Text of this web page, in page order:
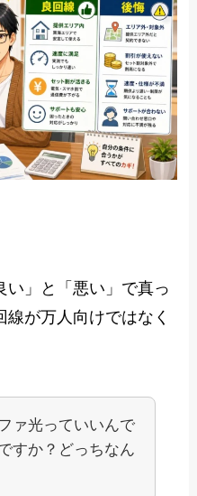
い」と「悪い」で真っ
が万人向けではなく
ァ光っていいんで
すか？どっちなん